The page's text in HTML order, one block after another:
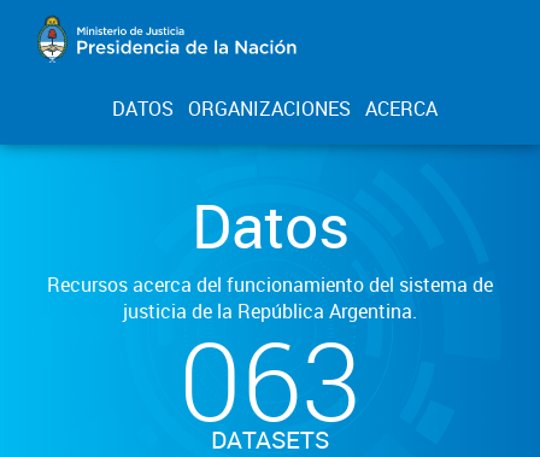
DATOS ORGANIZACIONES ACERCA
Datos
Recursos acerca del funcionamiento del sistema de
justicia de la República Argentina.
063
DATASETS